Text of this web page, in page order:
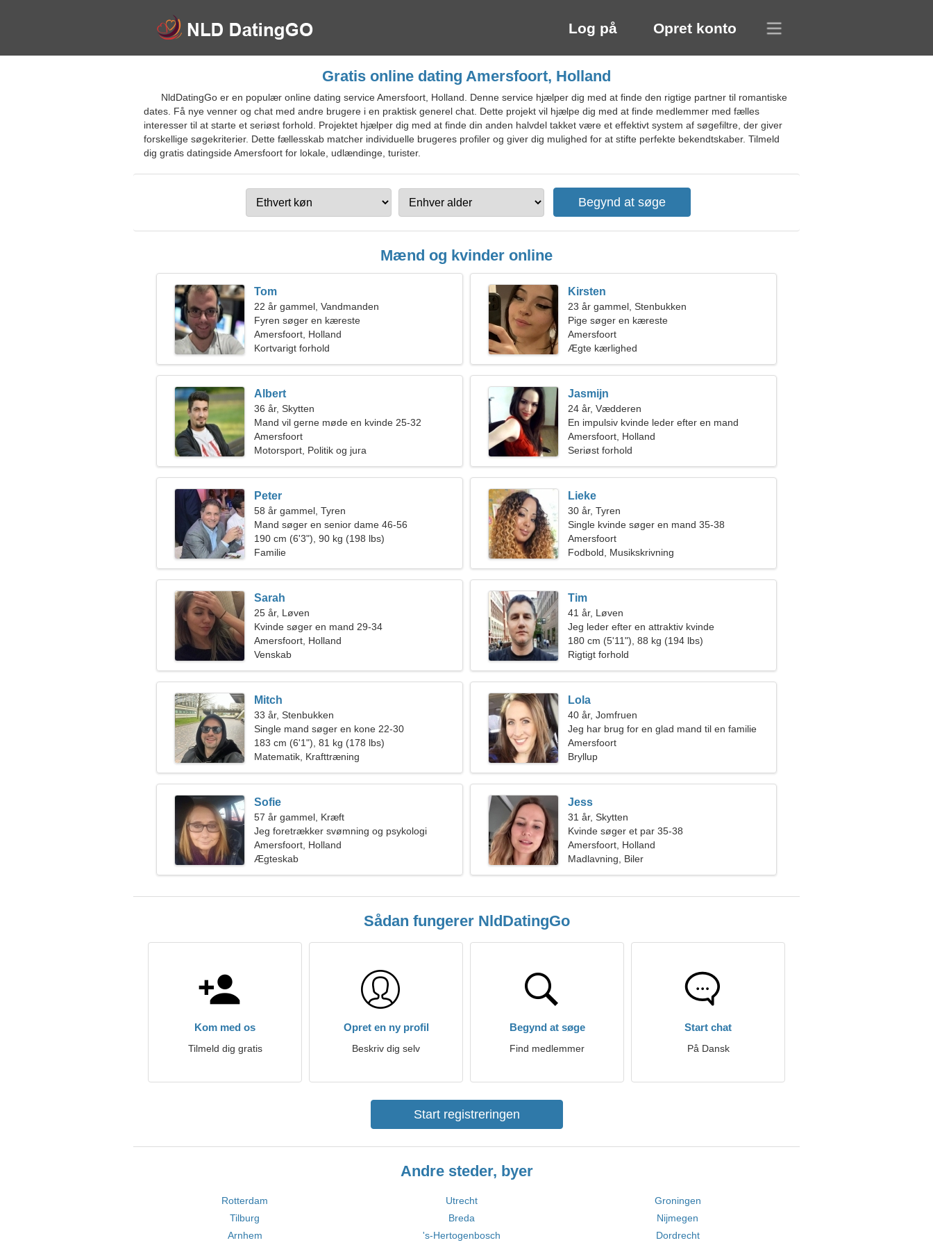
Log på Opret konto
Gratis online dating Amersfoort, Holland
NldDatingGo er en populær online dating service Amersfoort, Holland. Denne service hjælper dig med at finde den rigtige partner til romantiske
dates. Få nye venner og chat med andre brugere i en praktisk generel chat. Dette projekt vil hjælpe dig med at finde medlemmer med fælles
interesser til at starte et seriøst forhold. Projektet hjælper dig med at finde din anden halvdel takket være et effektivt system af søgefiltre, der giver
forskellige søgekriterier. Dette fællesskab matcher individuelle brugeres profiler og giver dig mulighed for at stifte perfekte bekendtskaber. Tilmeld
dig gratis datingside Amersfoort for lokale, udlændinge, turister.
Mænd og kvinder online
Tom
22 år gammel, Vandmanden
Fyren søger en kæreste
Amersfoort, Holland
Kortvarigt forhold
Kirsten
23 år gammel, Stenbukken
Pige søger en kæreste
Amersfoort
Ægte kærlighed
Albert
36 år, Skytten
Mand vil gerne møde en kvinde 25-32
Amersfoort
Motorsport, Politik og jura
Jasmijn
24 år, Vædderen
En impulsiv kvinde leder efter en mand
Amersfoort, Holland
Seriøst forhold
Peter
58 år gammel, Tyren
Mand søger en senior dame 46-56
190 cm (6'3"), 90 kg (198 lbs)
Familie
Lieke
30 år, Tyren
Single kvinde søger en mand 35-38
Amersfoort
Fodbold, Musikskrivning
Sarah
25 år, Løven
Kvinde søger en mand 29-34
Amersfoort, Holland
Venskab
Tim
41 år, Løven
Jeg leder efter en attraktiv kvinde
180 cm (5'11"), 88 kg (194 lbs)
Rigtigt forhold
Mitch
33 år, Stenbukken
Single mand søger en kone 22-30
183 cm (6'1"), 81 kg (178 lbs)
Matematik, Krafttræning
Lola
40 år, Jomfruen
Jeg har brug for en glad mand til en familie
Amersfoort
Bryllup
Sofie
57 år gammel, Kræft
Jeg foretrækker svømning og psykologi
Amersfoort, Holland
Ægteskab
Jess
31 år, Skytten
Kvinde søger et par 35-38
Amersfoort, Holland
Madlavning, Biler
Sådan fungerer NldDatingGo
Kom med os
Tilmeld dig gratis
Opret en ny profil
Beskriv dig selv
Begynd at søge
Find medlemmer
Start chat
På Dansk
Start registreringen
Andre steder, byer
Rotterdam Utrecht
Groningen
Tilburg
Breda
Nijmegen
Arnhem
's-Hertogenbosch Dordrecht